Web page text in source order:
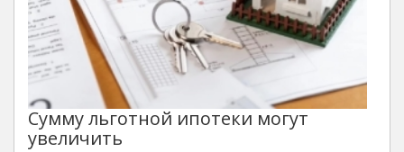
Сумму льготной ипотеки могут
увеличить